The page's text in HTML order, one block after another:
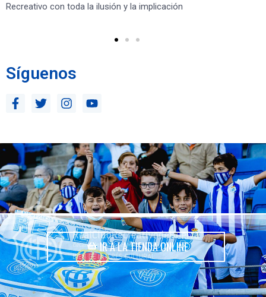
Recreativo con toda la ilusión y la implicación
Síguenos
IR A LA TIENDA ONLINE